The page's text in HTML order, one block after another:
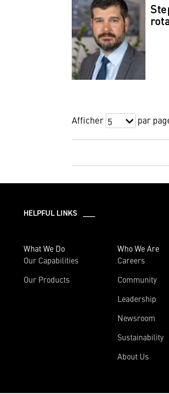
Afficher 5 par
HELPFUL LINKS ___
What We Do
Our Capabilities
Our Products
Who We Are
Careers
Community
Leadership
Newsroom
Sustainability
About Us